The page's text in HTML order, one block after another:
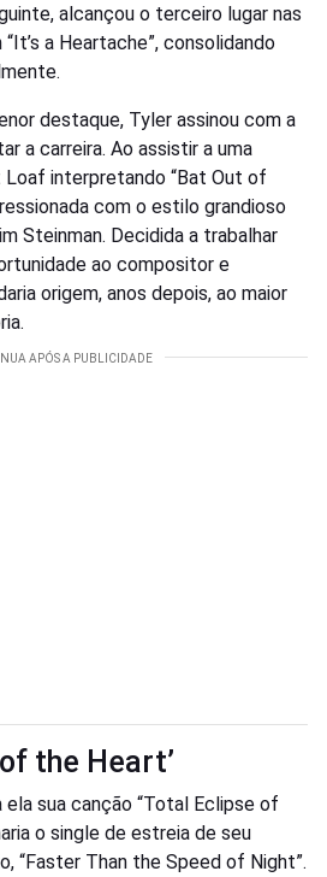
alcançou o terceiro lugar nas
a Heartache”, consolidando
destaque, Tyler assinou com a
a carreira. Ao assistir a uma
interpretando “Bat Out of
com o estilo grandioso
Steinman. Decidida a trabalhar
ao compositor e
origem, anos depois, ao maior
the Heart’
sua canção “Total Eclipse of
o single de estreia de seu
“Faster Than the Speed of Night”.